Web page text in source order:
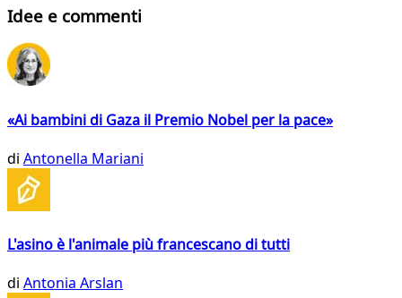
Idee e commenti
«Ai bambini di Gaza il Premio Nobel per la pace»
di Antonella Mariani
L'asino è l'animale più francescano di tutti
di Antonia Arslan